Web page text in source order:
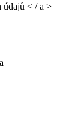
údajů < / a >